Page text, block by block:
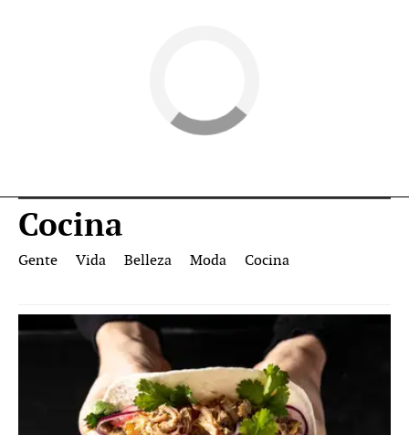
Cocina
Gente Vida Belleza Moda Cocina